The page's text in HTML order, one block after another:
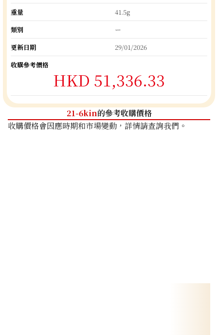
重量
41.5g
類別
ー
更新日期
29/01/2026
收購參考價格
HKD 51,336.33
21-6kin的參考收購價格
收購價格會因應時期和市場變動，詳情請查詢我們。